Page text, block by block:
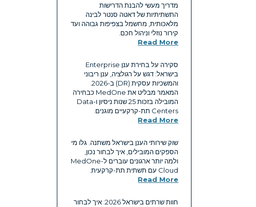
מדריך מעשי להבנת הדרישות
התשתיתיות של דאטה סנטר לבינה
מלאכותית, מחשמל בצפיפות גבוהה ועד
קירור נוזלי וניהול חכם.
Read More
סקירה על בחירת ענן Enterprise
בישראל: דגש על רגולציה, ענן ריבוני
והמשכיות עסקית (DR) ב-2026.
המאמר מבליט את MedOne כבחירה
המובילה בזכות 25 שנות ניסיון ו-Data
Centers תת-קרקעיים מוגנים.
Read More
שוק שירותי הענן בישראל משתנה. גלו מי
הספקים המובילים, איך לבחור נכון,
ולמה יותר ארגונים עוברים ל-MedOne
Cloud עם תשתית תת-קרקעית.
Read More
חוות שרתים בישראל 2026: איך לבחור